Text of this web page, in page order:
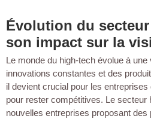
Évolution du
son impact sur la
Le monde du high-tech évolue à
innovations constantes et des
il devient crucial pour les entreprises
pour rester compétitives. Le secteur
nouvelles entreprises proposant